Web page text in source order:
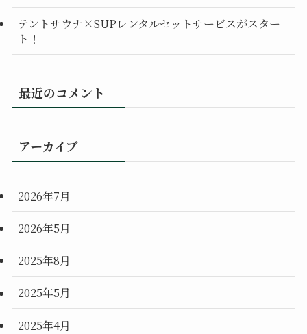
テントサウナ×SUPレンタルセットサービスがスター
ト！
最近のコメント
アーカイブ
2026年7月
2026年5月
2025年8月
2025年5月
2025年4月